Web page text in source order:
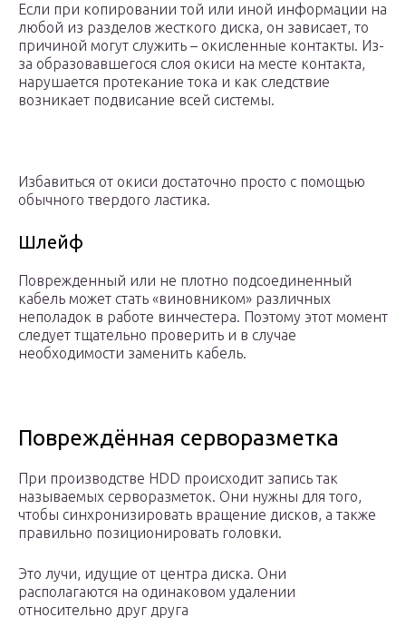
Если при копировании той или иной информации на
любой из разделов жесткого диска, он зависает, то
причиной могут служить – окисленные контакты. Из-
за образовавшегося слоя окиси на месте контакта,
нарушается протекание тока и как следствие
возникает подвисание всей системы.
Избавиться от окиси достаточно просто с помощью
обычного твердого ластика.
Шлейф
Поврежденный или не плотно подсоединенный
кабель может стать «виновником» различных
неполадок в работе винчестера. Поэтому этот момент
следует тщательно проверить и в случае
необходимости заменить кабель.
Повреждённая серворазметка
При производстве HDD происходит запись так
называемых серворазметок. Они нужны для того,
чтобы синхронизировать вращение дисков, а также
правильно позиционировать головки.
Это лучи, идущие от центра диска. Они
располагаются на одинаковом удалении
относительно друг друга